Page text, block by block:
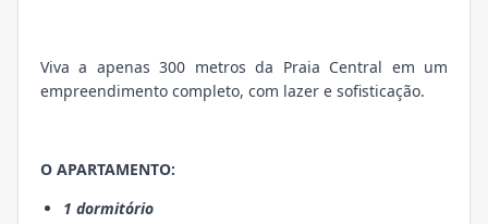
Viva a apenas 300 metros da Praia Central em um
empreendimento completo, com lazer e sofisticação.
O APARTAMENTO:
1 dormitório